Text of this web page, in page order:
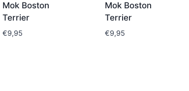
Mok Boston
Terrier
€9,95
Mok Boston
Terrier
€9,95